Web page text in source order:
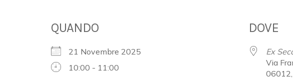
QUANDO
21 Novembre 2025
10:00 - 11:00
DOVE
Ex
Via